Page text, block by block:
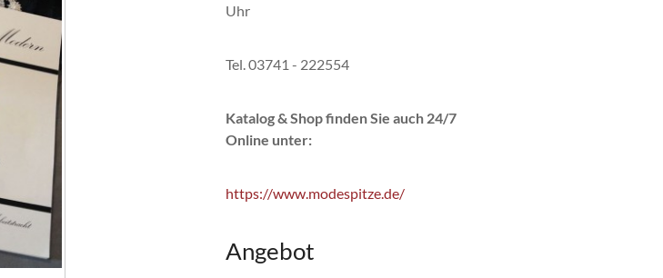
Uhr
Tel. 03741 - 222554
Katalog & Shop finden Sie auch 24/7
Online unter:
https://www.modespitze.de/
Angebot